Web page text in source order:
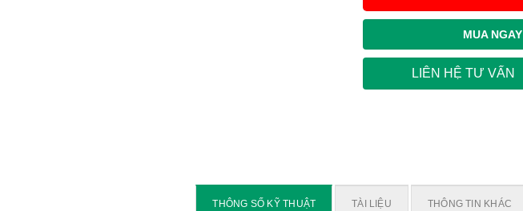
MUA NGAY
LIÊN HỆ TƯ VẤN
THÔNG SỐ KỸ THUẬT TÀI LIỆU THÔNG TIN KHÁC